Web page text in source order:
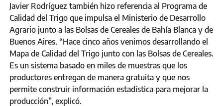
Javier Rodríguez también hizo referencia al Programa de
Calidad del Trigo que impulsa el Ministerio de Desarrollo
Agrario junto a las Bolsas de Cereales de Bahía Blanca y de
Buenos Aires. “Hace cinco años venimos desarrollando el
Mapa de Calidad del Trigo junto con las Bolsas de Cereales.
Es un sistema basado en miles de muestras que los
productores entregan de manera gratuita y que nos
permite construir información estadística para mejorar la
producción”, explicó.